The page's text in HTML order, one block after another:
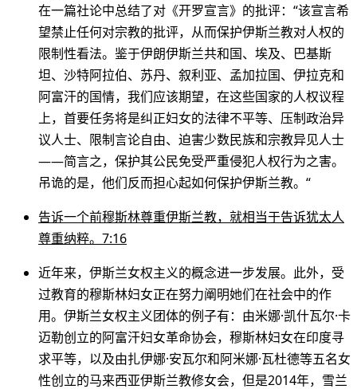
在一篇社论中总结了对《开罗宣言》的批评：“该宣言希
望禁止任何对宗教的批评，从而保护伊斯兰教对人权的
限制性看法。鉴于伊朗伊斯兰共和国、埃及、巴基斯
坦、沙特阿拉伯、苏丹、叙利亚、孟加拉国、伊拉克和
阿富汗的国情，我们应该期望，在这些国家的人权议程
上，首要任务将是纠正妇女的法律不平等、压制政治异
议人士、限制言论自由、迫害少数民族和宗教异见人士
——简言之，保护其公民免受严重侵犯人权行为之害。
吊诡的是，他们反而担心起如何保护伊斯兰教。“
告诉一个前穆斯林尊重伊斯兰教，就相当于告诉犹太人
尊重纳粹。7:16
近年来，伊斯兰女权主义的概念进一步发展。此外，受
过教育的穆斯林妇女正在努力阐明她们在社会中的作
用。伊斯兰女权主义团体的例子有：由米娜·凯什瓦尔·卡
迈勒创立的阿富汗妇女革命协会，穆斯林妇女在印度寻
求平等，以及由扎伊娜·安瓦尔和阿米娜·瓦杜德等五名女
性创立的马来西亚伊斯兰教修女会，但是2014年，雪兰